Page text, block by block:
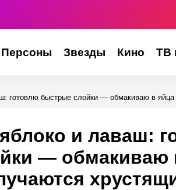
Персоны Звезды Кино ТВ
готовлю быстрые слойки — обмакиваю в
и лаваш:
— обмакиваю